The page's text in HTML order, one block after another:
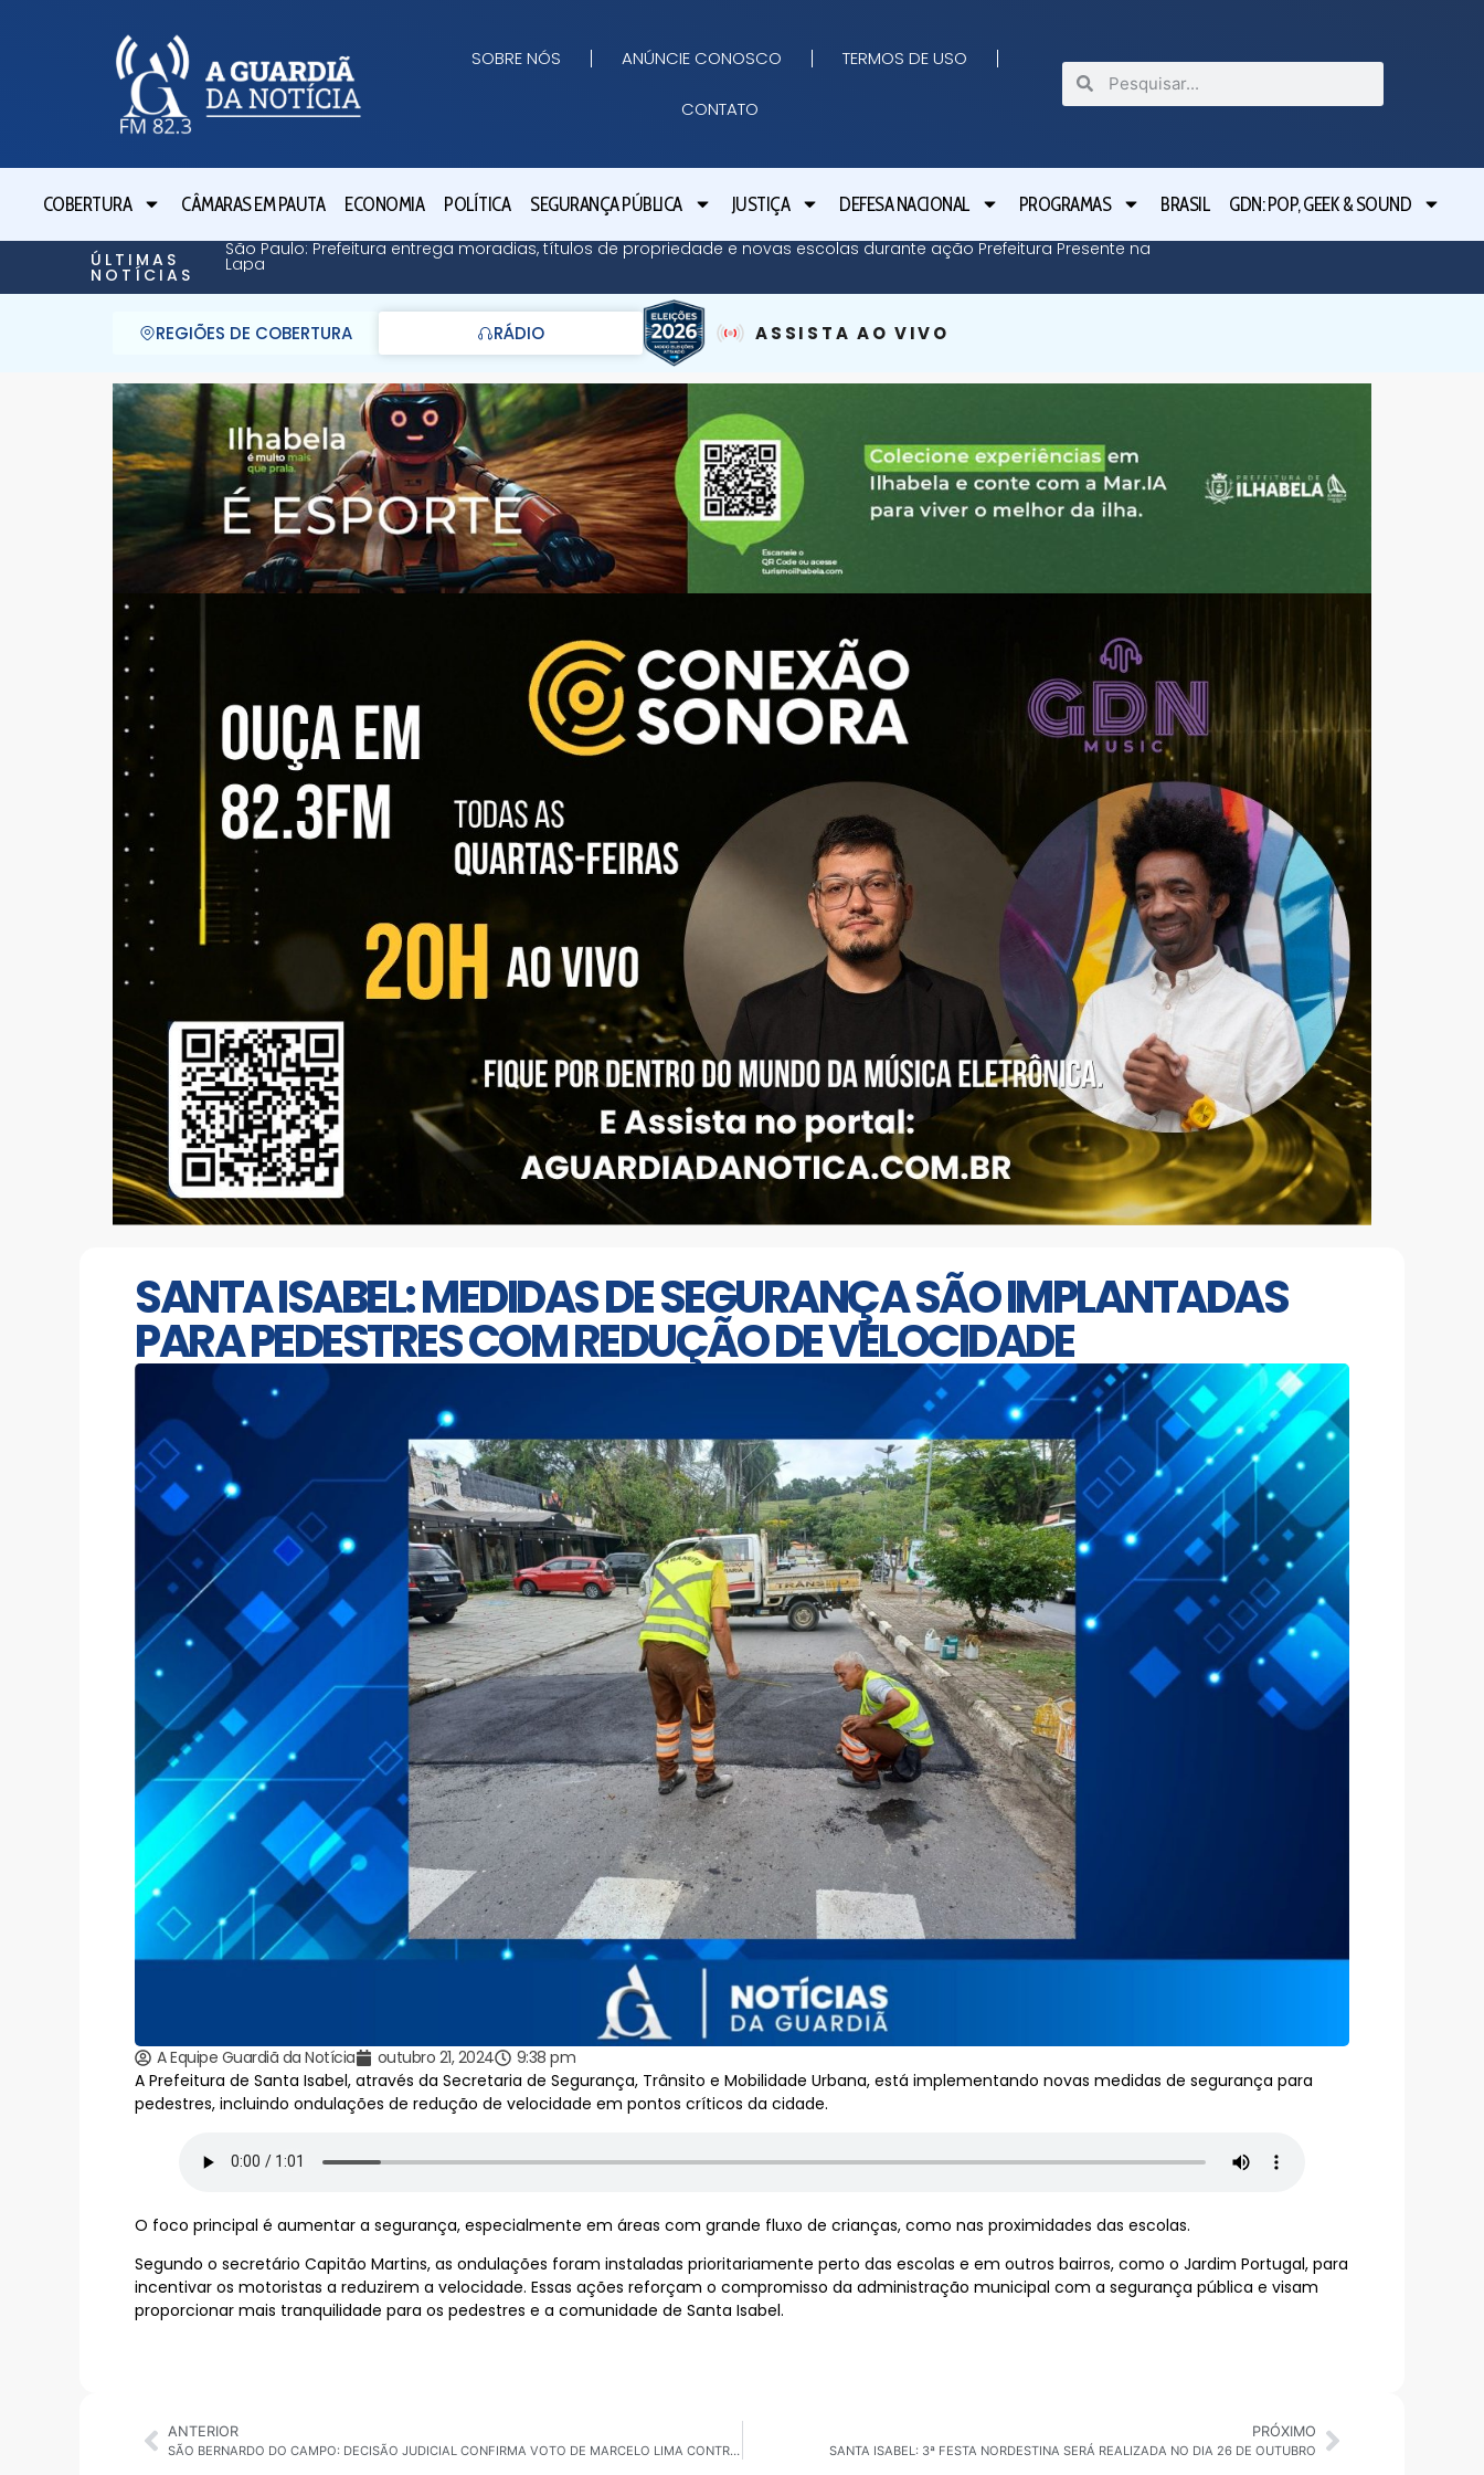
SOBRE NÓS ANÚNCIE CONOSCO TERMOS DE USO
CONTATO
COBERTURA CÂMARAS EM PAUTA ECONOMIA POLÍTICA SEGURANÇA PÚBLICA JUSTIÇA DEFESA NACIONAL PROGRAMAS BRASIL GDN: POP, GEEK & SOUND
ÚLTIMAS
NOTÍCIAS
São Paulo: Prefeitura entrega moradias, títulos de propriedade e novas escolas durante ação Prefeitura Presente na
Lapa
REGIÕES DE COBERTURA RÁDIO ASSISTA AO VIVO
SANTA ISABEL: MEDIDAS DE SEGURANÇA SÃO IMPLANTADAS
PARA PEDESTRES COM REDUÇÃO DE VELOCIDADE
A Equipe Guardiã da Notícia outubro 21, 2024
9:38 pm
A Prefeitura de Santa Isabel, através da Secretaria de Segurança, Trânsito e Mobilidade Urbana, está implementando novas medidas de segurança para
pedestres, incluindo ondulações de redução de velocidade em pontos críticos da cidade.
O foco principal é aumentar a segurança, especialmente em áreas com grande fluxo de crianças, como nas proximidades das escolas.
Segundo o secretário Capitão Martins, as ondulações foram instaladas prioritariamente perto das escolas e em outros bairros, como o Jardim Portugal, para
incentivar os motoristas a reduzirem a velocidade. Essas ações reforçam o compromisso da administração municipal com a segurança pública e visam
proporcionar mais tranquilidade para os pedestres e a comunidade de Santa Isabel.
ANTERIOR
SÃO BERNARDO DO CAMPO: DECISÃO JUDICIAL CONFIRMA VOTO DE MARCELO LIMA CONTRA AUMENTO DE PENA E REVOGA PROIBIÇÃO DE ALEX MANENTE
PRÓXIMO
SANTA ISABEL: 3ª FESTA NORDESTINA SERÁ REALIZADA NO DIA 26 DE OUTUBRO